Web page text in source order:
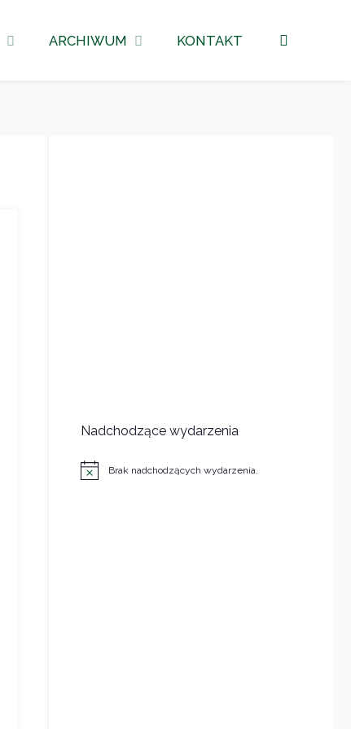
ARCHIWUM KONTAKT
Nadchodzące wydarzenia
Powiadomienie
Brak nadchodzących wydarzenia.